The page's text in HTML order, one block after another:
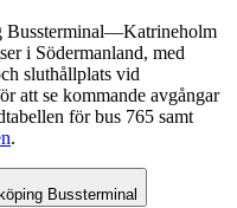
Bussterminal—Katrineholm
i Södermanland, med
sluthållplats vid
att se kommande avgångar
för bus 765 samt
.
Bussterminal